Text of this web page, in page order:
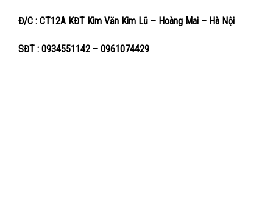
Đ/C : CT12A KĐT Kim Văn Kim Lũ – Hoàng Mai – Hà Nội
SĐT : 0934551142 – 0961074429